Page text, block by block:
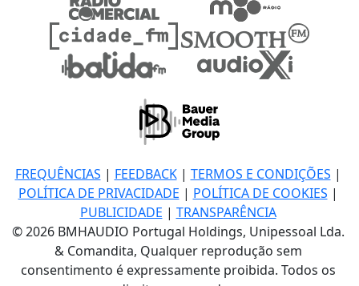
FREQUÊNCIAS | FEEDBACK| TERMOS E CONDIÇÕES |
POLÍTICA DE PRIVACIDADE | POLÍTICA DE COOKIES |
PUBLICIDADE | TRANSPARÊNCIA
© 2026 BMHAUDIO Portugal Holdings, Unipessoal Lda.
& Comandita, Qualquer reprodução sem
consentimento é expressamente proibida. Todos os